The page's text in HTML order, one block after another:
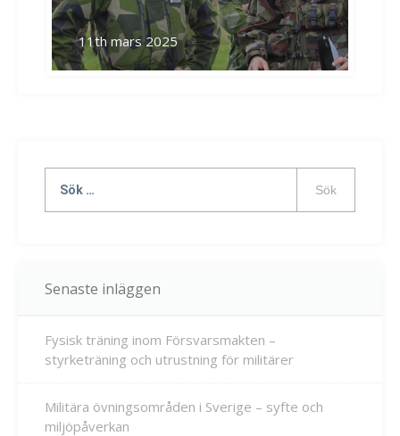
11th mars 2025
efter:
Senaste inläggen
Fysisk träning inom Försvarsmakten –
styrketräning och utrustning för militärer
Militära övningsområden i Sverige – syfte och
miljöpåverkan